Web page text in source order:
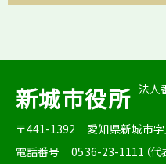
新城市役所 法人
〒441-1392
愛知県新城市
電話番号
0536-23-1111（代